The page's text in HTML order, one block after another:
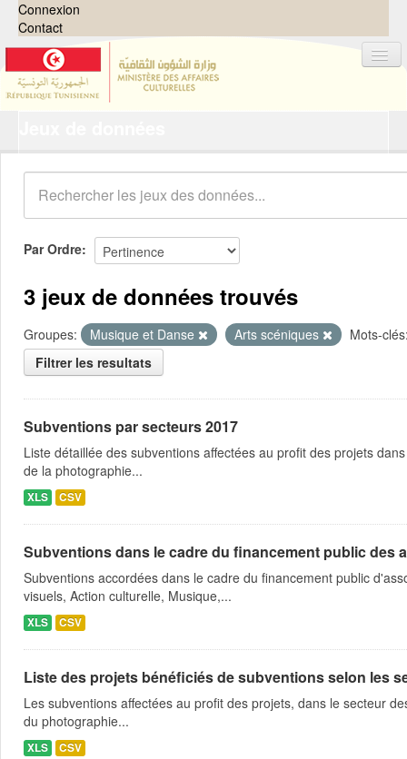
Connexion
Contact
Organisations
Groupes
Demandes 0
À propos
Par Ordre
3 jeux de données trouvés
Groupes: Musique et Danse Arts scéniques
Mots-
Filtrer les resultats
Subventions par secteurs 2017
Liste détaillée des subventions affectées au profit des projets
de la photographie...
XLS CSV
Subventions dans le cadre du financement public des
Subventions accordées dans le cadre du financement public
visuels, Action culturelle, Musique,...
XLS CSV
Liste des projets bénéficiés de subventions selon les
Les subventions affectées au profit des projets, dans le secteur
du photographie...
XLS CSV